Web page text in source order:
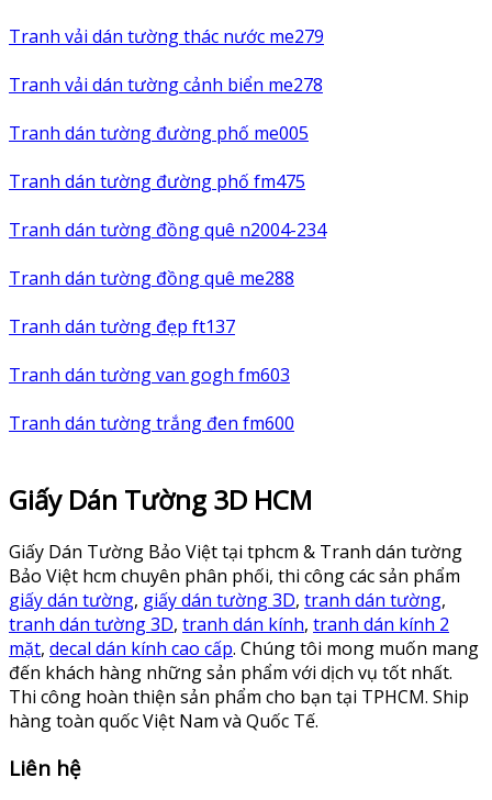
Tranh vải dán tường thác nước me279
Tranh vải dán tường cảnh biển me278
Tranh dán tường đường phố me005
Tranh dán tường đường phố fm475
Tranh dán tường đồng quê n2004-234
Tranh dán tường đồng quê me288
Tranh dán tường đẹp ft137
Tranh dán tường van gogh fm603
Tranh dán tường trắng đen fm600
Giấy Dán Tường 3D HCM
Giấy Dán Tường Bảo Việt tại tphcm & Tranh dán tường
Bảo Việt hcm chuyên phân phối, thi công các sản phẩm
giấy dán tường, giấy dán tường 3D, tranh dán tường,
tranh dán tường 3D, tranh dán kính, tranh dán kính 2
mặt, decal dán kính cao cấp. Chúng tôi mong muốn mang
đến khách hàng những sản phẩm với dịch vụ tốt nhất.
Thi công hoàn thiện sản phẩm cho bạn tại TPHCM. Ship
hàng toàn quốc Việt Nam và Quốc Tế.
Liên hệ